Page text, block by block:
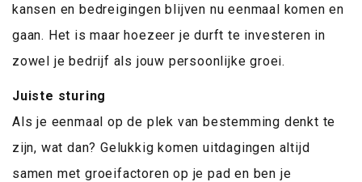
kansen en bedreigingen blijven nu eenmaal komen en
gaan. Het is maar hoezeer je durft te investeren in
zowel je bedrijf als jouw persoonlijke groei.
Juiste sturing
Als je eenmaal op de plek van bestemming denkt te
zijn, wat dan? Gelukkig komen uitdagingen altijd
samen met groeifactoren op je pad en ben je